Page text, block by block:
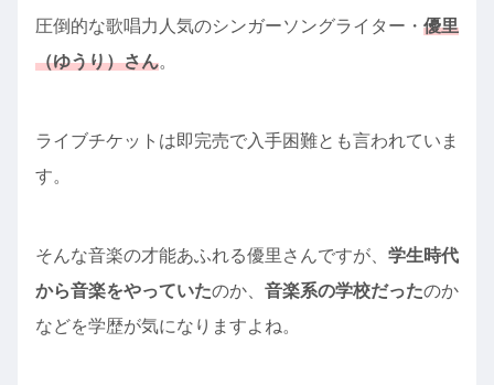
圧倒的な歌唱力人気のシンガーソングライター・ 優里
（ゆうり）さん。
ライブチケットは即完売で入手困難とも言われていま
す。
そんな音楽の才能あふれる優里さんですが、 学生時代
から音楽をやっていたのか、 音楽系の学校だったのか
などを学歴が気になりますよね。